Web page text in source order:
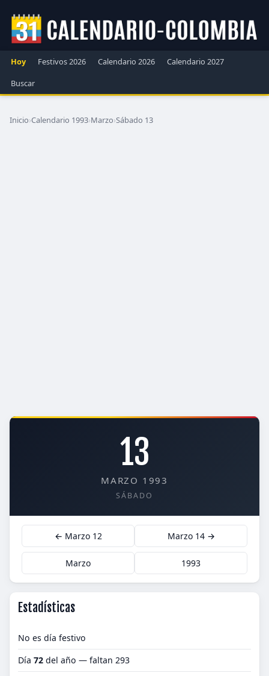
Hoy Festivos 2026 Calendario 2026
Calendario 2027
Buscar
Inicio›Calendario 1993›Marzo›Sábado 13
13
MARZO 1993
SÁBADO
← Marzo 12 Marzo 14 →
Marzo 1993
Estadísticas
No es día festivo
Día 72 del año — faltan 293